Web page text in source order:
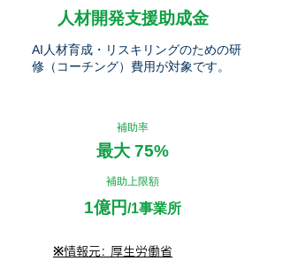
人材開発支援助成金
AI人材育成・リスキリングのための研
修（コーチング）費用が対象です。
補助率
最大 75%
補助上限額
1億円/1事業所
※情報元: 厚生労働省